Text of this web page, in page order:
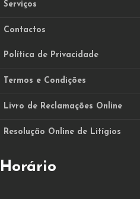
Serviços
Contactos
Política de Privacidade
Termos e Condições
Livro de Reclamações Online
Resolução Online de Litígios
Horário